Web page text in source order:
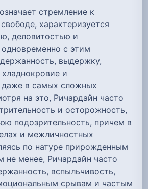
стремление к
характеризуется
деловитостью и
с этим
выдержку,
и
даже в самых сложных
на это, Ричардайн часто
и осторожность,
подозрительность, причем в
и межличностных
по натуре прирожденным
не менее, Ричардайн часто
вспыльчивость,
срывам и частым